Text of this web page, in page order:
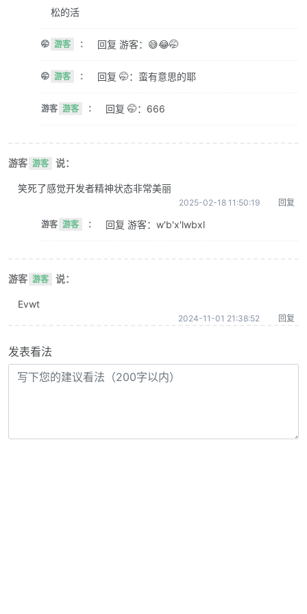
松的活
🤭 游客 ： 回复 游客：😅😂🤭
🤭 游客 ： 回复 🤭：蛮有意思的耶
游客 游客 ： 回复 🤭：666
游客 游客 说：
笑死了感觉开发者精神状态非常美丽
2025-02-18 11:50:19 回复
游客 游客 ： 回复 游客：w'b'x'lwbxl
游客 游客 说：
Evwt
2024-11-01 21:38:52 回复
发表看法